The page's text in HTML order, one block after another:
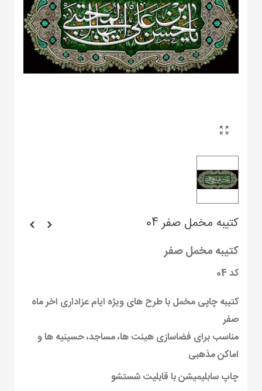
کتیبه مخمل صفر 04
کتیبه مخمل صفر
کد 04
کتیبه چاپی مخمل با طرح های ویژه ایام عزاداری اخر ماه
صفر
مناسب برای فضاسازی هیئت ها، مساجد، حسینیه ها و
اماکن مذهبی
چاپ سابلیمیشن با قابلیت شستشو